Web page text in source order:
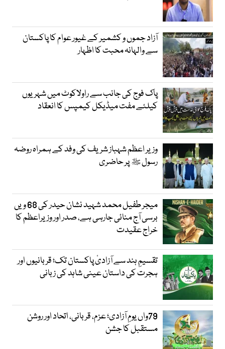
آزاد جموں و کشمیر کے غیور عوام کا پاکستان
سے والہانہ محبت کا اظہار
پاک فوج کی جانب سے راولاکوٹ میں شہریوں
کیلئے مفت میڈیکل کیمپس کا انعقاد
وزیر اعظم شہباز شریف کی وفد کے ہمراہ روضہ
رسول ﷺ پر حاضری
میجر طفیل محمد شہید نشان حیدر کی 68 ویں
برسی آج منائی جارہی ہے، صدر اور وزیراعظم کا
خراج عقیدت
تقسیمِ ہند سے آزادیٔ پاکستان تک؛ قربانیوں اور
ہجرت کی داستان عینی شاہد کی زبانی
79واں یومِ آزادی؛ عزم، قربانی، اتحاد اور روشن
مستقبل کا جشن